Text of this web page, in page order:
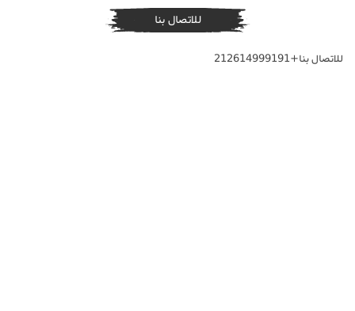
للاتصال بنا
للاتصال بنا+212614999191